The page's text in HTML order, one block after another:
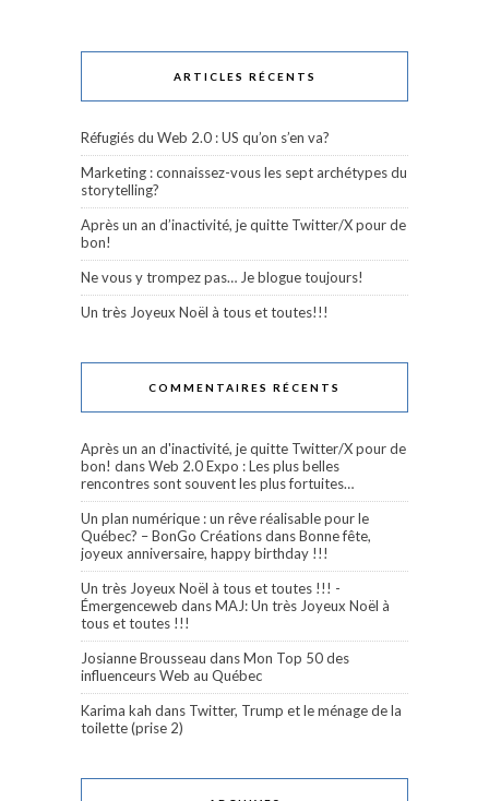
ARTICLES RÉCENTS
Réfugiés du Web 2.0 : US qu’on s’en va?
Marketing : connaissez-vous les sept archétypes du
storytelling?
Après un an d’inactivité, je quitte Twitter/X pour de
bon!
Ne vous y trompez pas… Je blogue toujours!
Un très Joyeux Noël à tous et toutes!!!
COMMENTAIRES RÉCENTS
Après un an d'inactivité, je quitte Twitter/X pour de
bon! dansWeb 2.0 Expo : Les plus belles
rencontres sont souvent les plus fortuites…
Un plan numérique : un rêve réalisable pour le
Québec? – BonGo CréationsdansBonne fête,
joyeux anniversaire, happy birthday !!!
Un très Joyeux Noël à tous et toutes !!! -
Émergenceweb dansMAJ: Un très Joyeux Noël à
tous et toutes !!!
Josianne Brousseau dansMon Top 50 des
influenceurs Web au Québec
Karima kah dans Twitter, Trump et le ménage de la
toilette (prise 2)